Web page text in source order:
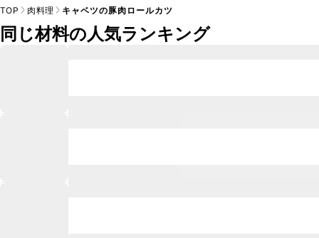
TOP 肉料理 キャベツの豚肉ロールカツ
同じ材料の人気ランキング